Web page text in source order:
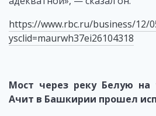
https://www.rbc.ru/business/12/
ysclid=maurwh37ei26104318
Мост через реку Белую
Ачит в Башкирии прошел